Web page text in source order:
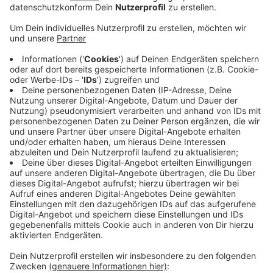
Anzeige
Holt euch die Kugel – solange der Vorrat reicht.
Montag, 18.12. bis Mittwoch, 20.12. – jeweils von 9 bis
15 Uhr – bei uns im Sender in Mettmann, Elberfelder
Straße 81, 3. Etage.
Wir freuen uns über jede kleine und jede große Spende
für unsere Aktion Lichtblicke. Das Spenden-Minimum
liegt bei 2 Euro pro Kugel. Das Limit der abgegebenen
Kugeln pro Person liegt bei fünf Kugeln. Lasst uns
gemeinsam Gutes tun und euren Weihnachtsbaum zum
Strahlen bringen.
Anzeige